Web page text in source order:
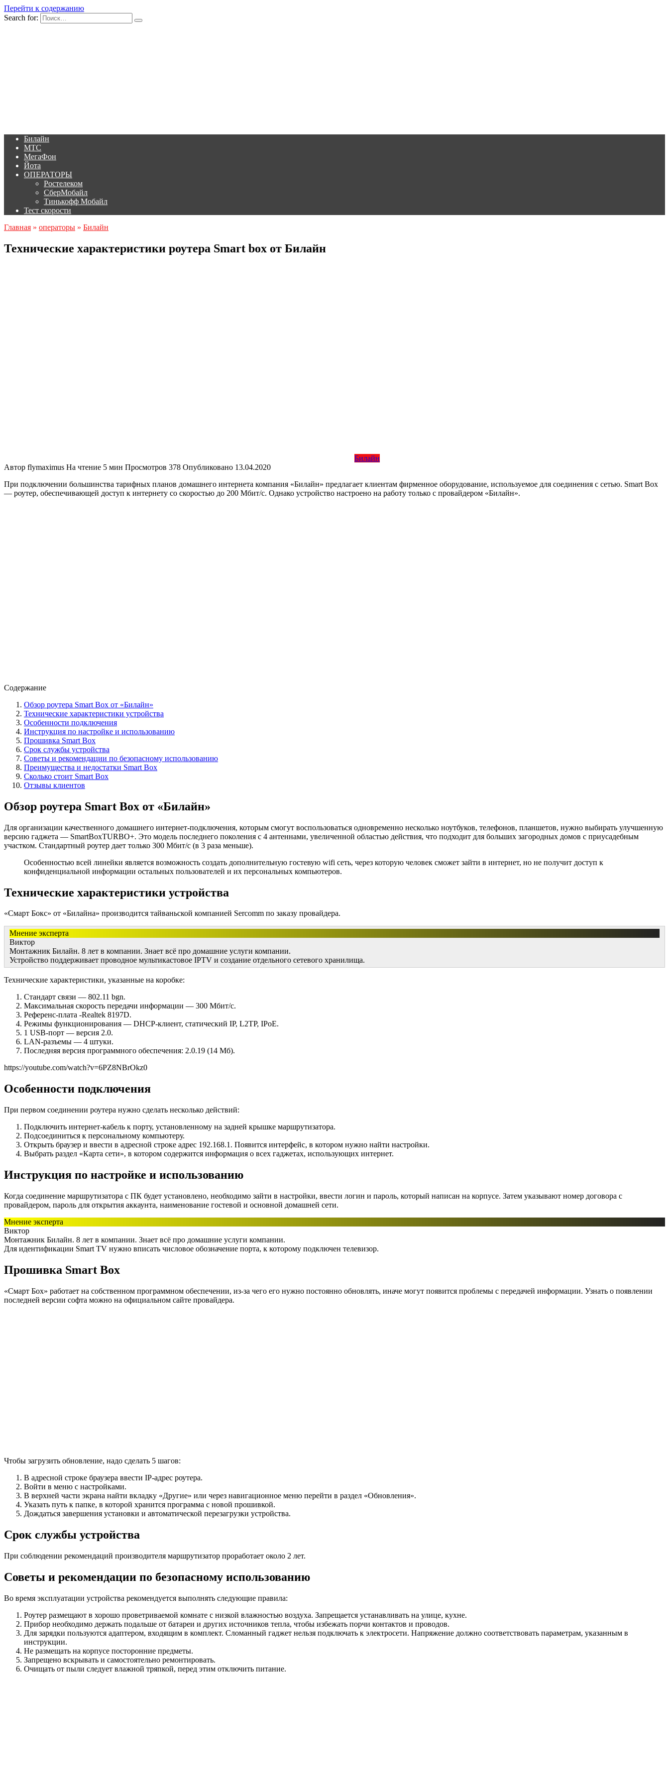
Перейти к содержанию
Search for:
Билайн
МТС
МегаФон
Йота
ОПЕРАТОРЫ
Ростелеком
СберМобайл
Тинькофф Мобайл
Тест скорости
Главная » операторы » Билайн
Технические характеристики роутера Smart box от Билайн
Билайн
Автор flymaximus На чтение 5 мин Просмотров 378 Опубликовано 13.04.2020
При подключении большинства тарифных планов домашнего интернета компания «Билайн» предлагает клиентам фирменное оборудование, используемое для соединения с сетью. Smart Box
— роутер, обеспечивающей доступ к интернету со скоростью до 200 Мбит/с. Однако устройство настроено на работу только с провайдером «Билайн».
Содержание
Обзор роутера Smart Box от «Билайн»
Технические характеристики устройства
Особенности подключения
Инструкция по настройке и использованию
Прошивка Smart Box
Срок службы устройства
Советы и рекомендации по безопасному использованию
Преимущества и недостатки Smart Box
Сколько стоит Smart Box
Отзывы клиентов
Обзор роутера Smart Box от «Билайн»
Для организации качественного домашнего интернет-подключения, которым смогут воспользоваться одновременно несколько ноутбуков, телефонов, планшетов, нужно выбирать улучшенную
версию гаджета — SmartBoxTURBO+. Это модель последнего поколения с 4 антеннами, увеличенной областью действия, что подходит для больших загородных домов с приусадебным
участком. Стандартный роутер дает только 300 Мбит/с (в 3 раза меньше).
Особенностью всей линейки является возможность создать дополнительную гостевую wifi сеть, через которую человек сможет зайти в интернет, но не получит доступ к
конфиденциальной информации остальных пользователей и их персональных компьютеров.
Технические характеристики устройства
«Смарт Бокс» от «Билайна» производится тайваньской компанией Sercomm по заказу провайдера.
Мнение эксперта
Виктор
Монтажник Билайн. 8 лет в компании. Знает всё про домашние услуги компании.
Устройство поддерживает проводное мультикастовое IPTV и создание отдельного сетевого хранилища.
Технические характеристики, указанные на коробке:
Стандарт связи — 802.11 bgn.
Максимальная скорость передачи информации — 300 Мбит/с.
Референс-плата -Realtek 8197D.
Режимы функционирования — DHCP-клиент, статический IP, L2TP, IPoE.
1 USB-порт — версия 2.0.
LAN-разъемы — 4 штуки.
Последняя версия программного обеспечения: 2.0.19 (14 Мб).
https://youtube.com/watch?v=6PZ8NBrOkz0
Особенности подключения
При первом соединении роутера нужно сделать несколько действий:
Подключить интернет-кабель к порту, установленному на задней крышке маршрутизатора.
Подсоединиться к персональному компьютеру.
Открыть браузер и ввести в адресной строке адрес 192.168.1. Появится интерфейс, в котором нужно найти настройки.
Выбрать раздел «Карта сети», в котором содержится информация о всех гаджетах, использующих интернет.
Инструкция по настройке и использованию
Когда соединение маршрутизатора с ПК будет установлено, необходимо зайти в настройки, ввести логин и пароль, который написан на корпусе. Затем указывают номер договора с
провайдером, пароль для открытия аккаунта, наименование гостевой и основной домашней сети.
Мнение эксперта
Виктор
Монтажник Билайн. 8 лет в компании. Знает всё про домашние услуги компании.
Для идентификации Smart TV нужно вписать числовое обозначение порта, к которому подключен телевизор.
Прошивка Smart Box
«Смарт Бох» работает на собственном программном обеспечении, из-за чего его нужно постоянно обновлять, иначе могут появится проблемы с передачей информации. Узнать о появлении
последней версии софта можно на официальном сайте провайдера.
Чтобы загрузить обновление, надо сделать 5 шагов:
В адресной строке браузера ввести IP-адрес роутера.
Войти в меню с настройками.
В верхней части экрана найти вкладку «Другие» или через навигационное меню перейти в раздел «Обновления».
Указать путь к папке, в которой хранится программа с новой прошивкой.
Дождаться завершения установки и автоматической перезагрузки устройства.
Срок службы устройства
При соблюдении рекомендаций производителя маршрутизатор проработает около 2 лет.
Советы и рекомендации по безопасному использованию
Во время эксплуатации устройства рекомендуется выполнять следующие правила:
Роутер размещают в хорошо проветриваемой комнате с низкой влажностью воздуха. Запрещается устанавливать на улице, кухне.
Прибор необходимо держать подальше от батареи и других источников тепла, чтобы избежать порчи контактов и проводов.
Для зарядки пользуются адаптером, входящим в комплект. Сломанный гаджет нельзя подключать к электросети. Напряжение должно соответствовать параметрам, указанным в
инструкции.
Не размещать на корпусе посторонние предметы.
Запрещено вскрывать и самостоятельно ремонтировать.
Очищать от пыли следует влажной тряпкой, перед этим отключить питание.